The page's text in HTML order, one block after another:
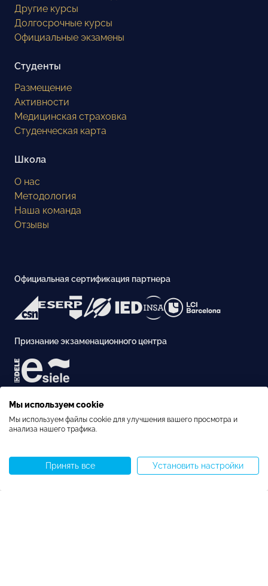
Задать вопрос Позвоните нам WhatsApp Меню
Другие курсы
Долгосрочные курсы
Официальные экзамены
Студенты
Размещение
Активности
Медицинская страховка
Студенческая карта
Школа
О нас
Методология
Наша команда
Отзывы
Официальная сертификация партнера
Признание экзаменационного центра
Аккредитация
Мы используем cookie
Мы используем файлы cookie для улучшения вашего просмотра и
анализа нашего трафика.
Принять все Установить настройки